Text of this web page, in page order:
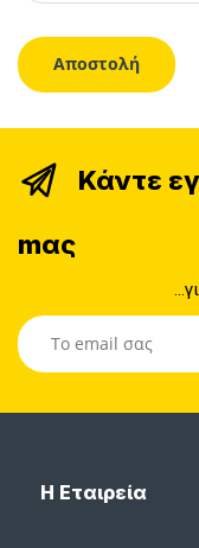
Κάντε
mας
Η Εταιρεία